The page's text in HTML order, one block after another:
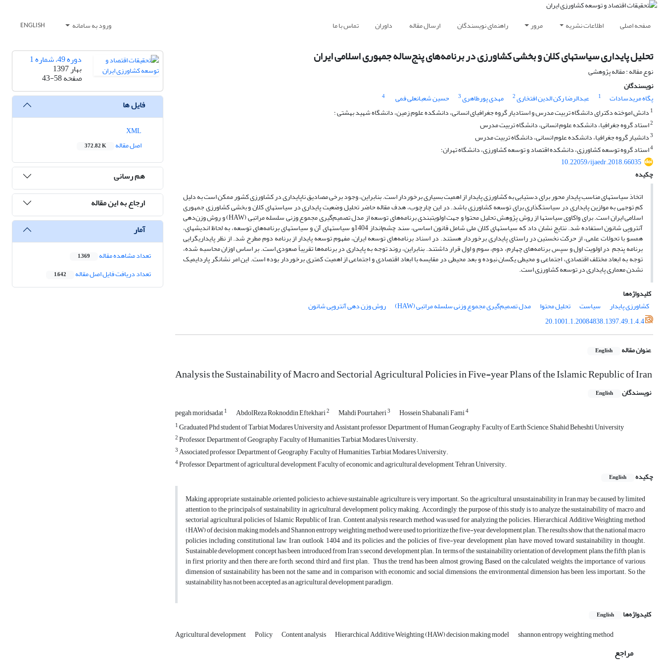
صفحه اصلی اطلاعات نشریه مرور راهنمای نویسندگان ارسال مقاله داوران تماس با ما ورود به سامانه ENGLISH
تحلیل پایداری سیاستهای کلان و بخشی کشاورزی در برنامه‌های پنج‌ساله جمهوری اسلامی ایران
نوع مقاله : مقاله پژوهشی
نویسندگان
پگاه مریدسادات
1 عبدالرضا رکن الدین افتخاری2 مهدی پورطاهری3 حسین شعبانعلی فمی
4
1 دانش اموخته دکترای دانشگاه تربیت مدرس و استادیار گروه جغرافیای انسانی، دانشکده علوم زمین، دانشگاه شهید بهشتی ؛
2استاد گروه جغرافیا، دانشکده علوم انسانی، دانشگاه تربیت مدرس
3دانشیار گروه جغرافیا، دانشکده علوم انسانی، دانشگاه تربیت مدرس
4استاد گروه توسعه کشاورزی، دانشکده اقتصاد و توسعه کشاورزی، دانشگاه تهران؛
10.22059/ijaedr.2018.66035
چکیده
اتخاذ سیاست­های مناسب پایدار محور برای دستیابی به کشاورزی پایدار از اهمیت بسیاری برخوردار است. بنابراین، وجود برخی مصادیق ناپایداری در کشاورزی کشور ممکن است به دلیل
کم توجهی به موازین پایداری در سیاستگذاری برای توسعه کشاورزی باشد. در این چارچوب، هدف مقاله حاضر تحلیل وضعیت پایداری در سیاست­های کلان و بخشی کشاورزی جمهوری
اسلامی ایران است. برای واکاوی سیاست­ها از روش پژوهش تحلیل محتوا و جهت اولویت‎بندی برنامه‌های توسعه از مدل تصمیم‌گیری مجموع وزنی سلسله مراتبی (HAW) و روش وزن‌دهی
آنتروپی شانون استفاده شد. نتایج نشان داد که سیاست­های کلان ملی شامل قانون اساسی، سند چشم‌انداز 1404و سیاست­های آن و سیاست­های برنامه‌های توسعه، به لحاظ اندیشه‎ای،
همسو با تحولات علمی، از حرکت نخستین در راستای پایداری برخوردار هستند. در اسناد برنامه‌های توسعه ایران، مفهوم توسعه پایدار از برنامه دوم مطرح شد. از نظر پایداری­گرایی
برنامه پنجم در اولویت اول و سپس برنامه‌های چهارم، دوم، سوم و اول قرار داشتند. بنابراین، روند توجه به پایداری در برنامه‌ها تقریباً صعودی است. بر اساس اوزان محاسبه شده،
توجه به ابعاد مختلف اقتصادی، اجتماعی و محیطی یکسان نبوده و بعد محیطی در مقایسه با ابعاد اقتصادی و اجتماعی از اهمیت کمتری برخوردار بوده است. این امر نشانگر پاردایمیک
نشدن معماری پایداری در توسعه کشاورزی است.
کلیدواژه‌ها
کشاورزی پایدار
سیاست تحلیل محتوا مدل تصمیم‌گیری مجموع وزنی سلسله مراتبی (HAW)
روش وزن دهی آنتروپی شانون
20.1001.1.20084838.1397.49.1.4.4
عنوان مقاله English
Analysis the Sustainability of Macro and Sectorial Agricultural Policies in Five-year Plans of the Islamic Republic of Iran
نویسندگان English
pegah moridsadat1 AbdolReza Roknoddin Eftekhari2 Mahdi Pourtaheri3 Hossein Shabanali Fami4
1Graduated Phd student of Tarbiat Modares University and Assistant professor, Department of Human Geography, Faculty of Earth Science, Shahid Beheshti University
2Professor, Department of Geography, Faculty of Humanities, Tarbiat Modares University.
3Associated professor, Department of Geography, Faculty of Humanities, Tarbiat Modares University.
4Professor, Department of agricultural development, Faculty of economic and agricultural development, Tehran University.
چکیده
English
Making appropriate sustainable –oriented policies to achieve sustainable agriculture is very important. So, the agricultural unsustainability in Iran may be caused by limited
attention to the principals of sustainability in agricultural development policy making. Accordingly, the purpose of this study is to analyze the sustainability of macro and
sectorial agricultural policies of Islamic Republic of Iran. Content analysis research method was used for analyzing the policies. Hierarchical Additive Weighting method
(HAW) of decision making models and Shannon entropy weighting method were used to prioritize the five-year development plan. The results show that the national macro
policies including constitutional law, Iran outlook 1404 and its policies and the policies of five-year development plan have moved toward sustainability in thought.
Sustainable development concept has been introduced from Iran’s second development plan. In terms of the sustainability orientation of development plans, the fifth plan is
in first priority and then there are forth, second, third and first plan. Thus the trend has been almost growing, Based on the calculated weights, the importance of various
dimension of sustainability has been not the same and in comparison with economic and social dimensions, the environmental dimension has been less important. So the
sustainability has not been accepted as an agricultural development paradigm.
کلیدواژه‌ها English
Agricultural development Policy Content analysis Hierarchical Additive Weighting (HAW) decision making model shannon entropy weighting method
مراجع
دوره 49، شماره 1
بهار 1397
صفحه43-58
فایل ها
اصل مقاله
372.82 K
هم رسانی
ارجاع به این مقاله
آمار
تعداد مشاهده مقاله 1,369
تعداد دریافت فایل اصل مقاله 1,642